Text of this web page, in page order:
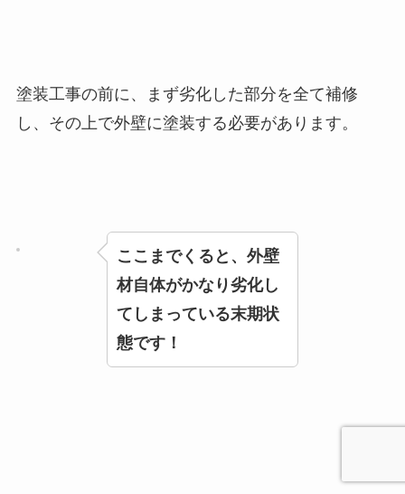
塗装工事の前に、まず劣化した部分を全て補修
し、その上で外壁に塗装する必要があります。
ここまでくると、外壁
材自体がかなり劣化し
てしまっている末期状
態です！